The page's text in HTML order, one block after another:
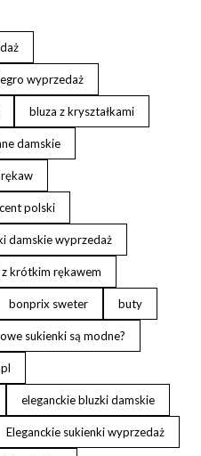
wyprzedaż
bluza z kryształkami
damskie
rękaw
polski
damskie wyprzedaż
krótkim rękawem
bonprix sweter buty
sukienki są modne?
eleganckie bluzki damskie
Eleganckie sukienki wyprzedaż